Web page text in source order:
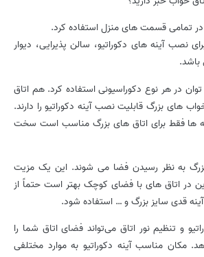
در تمامی قسمت های منزل استفاده کرد.
نصب آینه های دکوراتیو، سالن پذیرایی، دیوار
توان در هر نوع دکوراسیونی استفاده کرد. هم اتاق
های بزرگ قابلیت نصب آینه دکوراتیو را دارند.
ها فقط برای اتاق های بزرگ مناسب است سخت
بزرگ به نظر رسیدن فضا می شوند. این یک مزیت
در اتاق های با فضای کوچک بهتر است حتماً از
آینه قدی سایز بزرگ و … استفاده شود.
و تنظیم نور اتاق می‌تواند فضای اتاق شما را
مکان مناسب آینه دکوراتیو به موارد مختلفی